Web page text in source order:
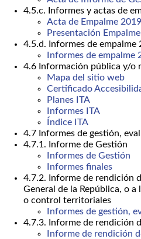
4.5.c. Informes y actas de
Acta de Empalme 2019
Presentación
4.5.d. Informes de empalme
Informes de empalme
4.6 Información pública y/o
Mapa del sitio web
Certificado
Planes ITA
Informes ITA
Índice ITA
4.7 Informes de gestión,
4.7.1. Informe de Gestión
Informes de Gestión
Informes finales
4.7.2. Informe de rendición
General de la República, o
o control territoriales
Informes de gestión,
4.7.3. Informe de rendición
Informe de rendición